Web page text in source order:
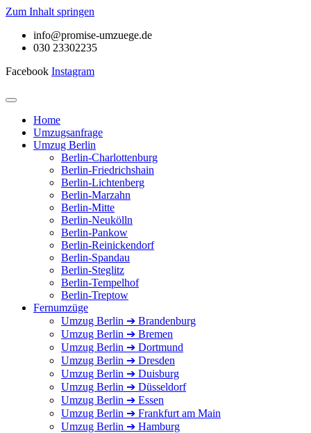
Zum Inhalt springen
info@promise-umzuege.de
030 23302235
Facebook Instagram
Home
Umzugsanfrage
Umzug Berlin
Berlin-Charlottenburg
Berlin-Friedrichshain
Berlin-Lichtenberg
Berlin-Marzahn
Berlin-Mitte
Berlin-Neukölln
Berlin-Pankow
Berlin-Reinickendorf
Berlin-Spandau
Berlin-Steglitz
Berlin-Tempelhof
Berlin-Treptow
Fernumzüge
Umzug Berlin ➔ Brandenburg
Umzug Berlin ➔ Bremen
Umzug Berlin ➔ Dortmund
Umzug Berlin ➔ Dresden
Umzug Berlin ➔ Duisburg
Umzug Berlin ➔ Düsseldorf
Umzug Berlin ➔ Essen
Umzug Berlin ➔ Frankfurt am Main
Umzug Berlin ➔ Hamburg